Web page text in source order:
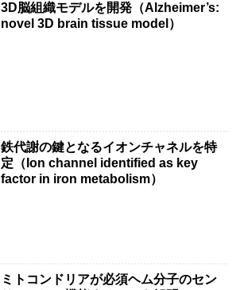
3D脳組織モデルを開発（Alzheimer’s:
novel 3D brain tissue model）
鉄代謝の鍵となるイオンチャネルを特
定（Ion channel identified as key
factor in iron metabolism）
ミトコンドリアが必須ヘム分子のセン